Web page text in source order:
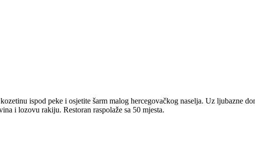
ispod peke i osjetite šarm malog hercegovačkog naselja. Uz ljubazne
i lozovu rakiju. Restoran raspolaže sa 50 mjesta.